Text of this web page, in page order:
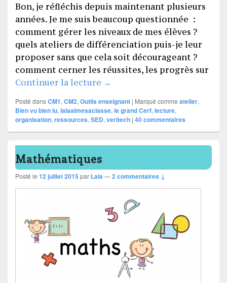
Bon, je réfléchis depuis maintenant plusieurs
années. Je me suis beaucoup questionnée :
comment gérer les niveaux de mes élèves ?
quels ateliers de différenciation puis-je leur
proposer sans que cela soit décourageant ?
comment cerner les réussites, les progrès sur
Continuer la lecture Voilà l’atelier LECTURE !
→
Posté dansCM1, CM2, Outils enseignant | Marqué comme atelier,
Bien vu bien lu, lalaaimesaclasse, le grand Cerf, lecture,
organisation, ressources, SED, veritech | 40commentaires
Mathématiques
Posté le 12 juillet 2015 par Lala—2 commentaires ↓